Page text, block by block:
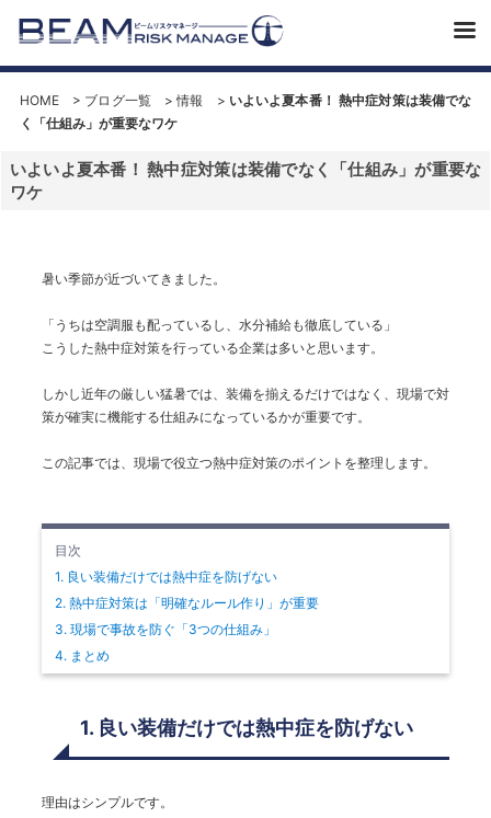
HOME> ブログ一覧> 情報 > いよいよ夏本番！ 熱中症対策は装備でな
く「仕組み」が重要なワケ
いよいよ夏本番！ 熱中症対策は装備でなく「仕組み」が重要な
ワケ
暑い季節が近づいてきました。
「うちは空調服も配っているし、水分補給も徹底している」
こうした熱中症対策を行っている企業は多いと思います。
しかし近年の厳しい猛暑では、装備を揃えるだけではなく、現場で対
策が確実に機能する仕組みになっているかが重要です。
この記事では、現場で役立つ熱中症対策のポイントを整理します。
目次
1. 良い装備だけでは熱中症を防げない
2. 熱中症対策は「明確なルール作り」が重要
3. 現場で事故を防ぐ「3つの仕組み」
4. まとめ
1. 良い装備だけでは熱中症を防げない
理由はシンプルです。